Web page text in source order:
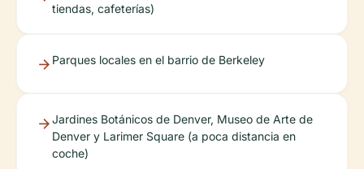
tiendas, cafeterías)
Parques locales en el barrio de Berkeley
Jardines Botánicos de Denver, Museo de Arte de
Denver y Larimer Square (a poca distancia en
coche)